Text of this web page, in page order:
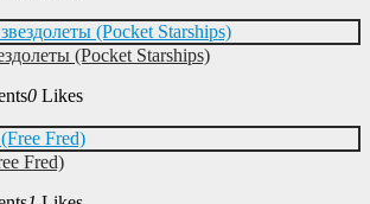
(Pocket Starships)
0 Likes
Fred)